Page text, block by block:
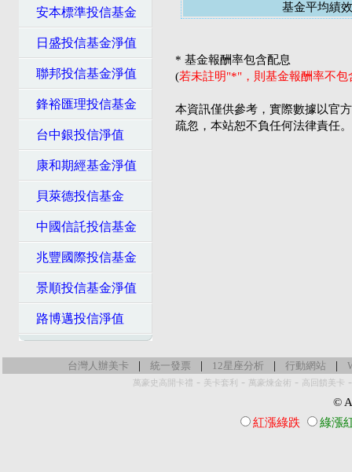
安本標準投信基金
日盛投信基金淨值
聯邦投信基金淨值
鋒裕匯理投信基金
台中銀投信淨值
康和期經基金淨值
貝萊德投信基金
中國信託投信基金
兆豐國際投信基金
景順投信基金淨值
路博邁投信淨值
基金平均績效
* 基金報酬率包含配息
(若未註明"*"，則基金報酬率不
本資訊僅供參考，實際數據以官
疏忽，本站恕不負任何法律責任。
台灣人辦美卡 | 統一發票 | 12星座分析 | 行動網站 |
萬豪史高開卡禮 - 美卡套利 - 萬豪煉金術 - 高回饋美卡
©
紅漲綠跌
綠漲